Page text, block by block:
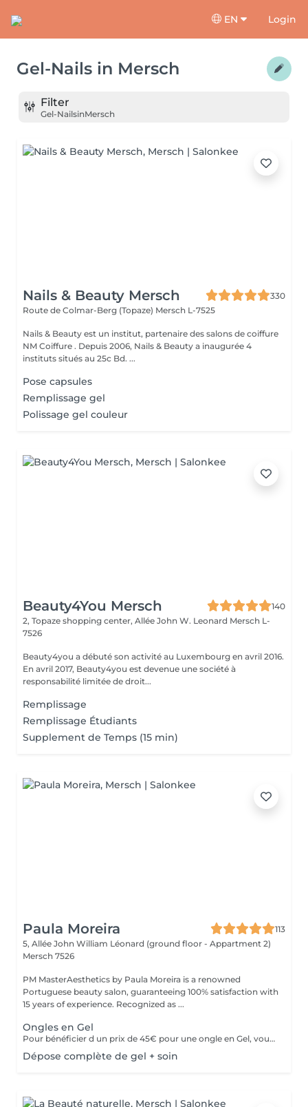
EN Login
Gel-Nails in Mersch
Filter
Gel-NailsinMersch
Nails & Beauty Mersch
330
Route de Colmar-Berg (Topaze) Mersch L-7525
Nails & Beauty est un institut, partenaire des salons de coiffure
NM Coiffure . Depuis 2006, Nails & Beauty a inaugurée 4
instituts situés au 25c Bd. ...
Pose capsules
Remplissage gel
Polissage gel couleur
Beauty4You Mersch
140
2, Topaze shopping center, Allée John W. Leonard Mersch L-
7526
Beauty4you a débuté son activité au Luxembourg en avril 2016.
En avril 2017, Beauty4you est devenue une société à
responsabilité limitée de droit...
Remplissage
Remplissage Étudiants
Supplement de Temps (15 min)
Paula Moreira
113
5, Allée John William Léonard (ground floor - Appartment 2)
Mersch 7526
PM MasterAesthetics by Paula Moreira is a renowned
Portuguese beauty salon, guaranteeing 100% satisfaction with
15 years of experience. Recognized as ...
Ongles en Gel
Pour bénéficier d un prix de 45€ pour une ongle en Gel, vous devez acheter une seul fois le kit individuel comprenant tout le matériel nom jetable nécessaire,qui sera conserve pour nous , pour de futurs rendez-vous, garantissant ainsi une meilleure hygiène.* *Renouvelable chaque année.
Dépose complète de gel + soin